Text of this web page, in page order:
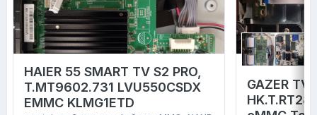
HAIER 55 SMART TV S2 PRO,
T.MT9602.731 LVU550CSDX
EMMC KLMG1ETD
GAZER